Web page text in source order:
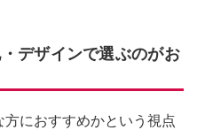
デザインで選ぶのがお
におすすめかという視点